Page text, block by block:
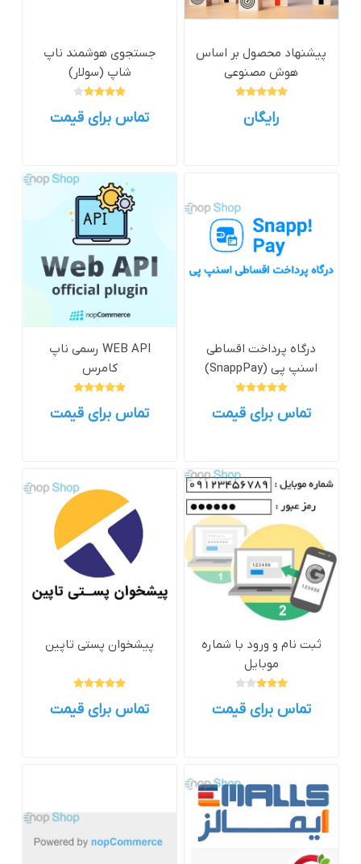
پیشنهاد محصول بر اساس
هوش مصنوعی
رایگان
جستجوی هوشمند ناپ
شاپ (سولار)
تماس برای قیمت
درگاه پرداخت اقساطی
اسنپ پی (SnappPay)
تماس برای قیمت
WEB API رسمی ناپ
کامرس
تماس برای قیمت
ثبت نام و ورود با شماره
موبایل
تماس برای قیمت
پیشخوان پستی تاپین
تماس برای قیمت